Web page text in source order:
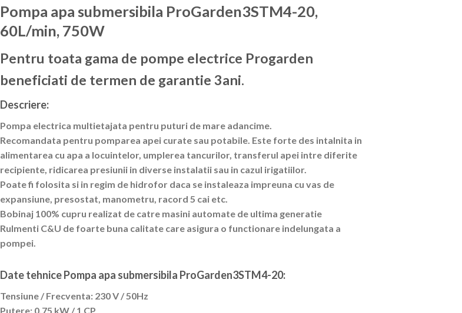
Pompa apa submersibila ProGarden3STM4-20,
60L/min, 750W
Pentru toata gama de pompe electrice Progarden
beneficiati de termen de garantie 3ani.
Descriere:
Pompa electrica multietajata pentru puturi de mare adancime.
Recomandata pentru pomparea apei curate sau potabile. Este forte des intalnita in
alimentarea cu apa a locuintelor, umplerea tancurilor, transferul apei intre diferite
recipiente, ridicarea presiunii in diverse instalatii sau in cazul irigatiilor.
Poate fi folosita si in regim de hidrofor daca se instaleaza impreuna cu vas de
expansiune, presostat, manometru, racord 5 cai etc.
Bobinaj 100% cupru realizat de catre masini automate de ultima generatie
Rulmenti C&U de foarte buna calitate care asigura o functionare indelungata a
pompei.
Date tehnice Pompa apa submersibila ProGarden3STM4-20:
Tensiune / Frecventa: 230 V / 50Hz
Putere: 0.75 kW / 1 CP